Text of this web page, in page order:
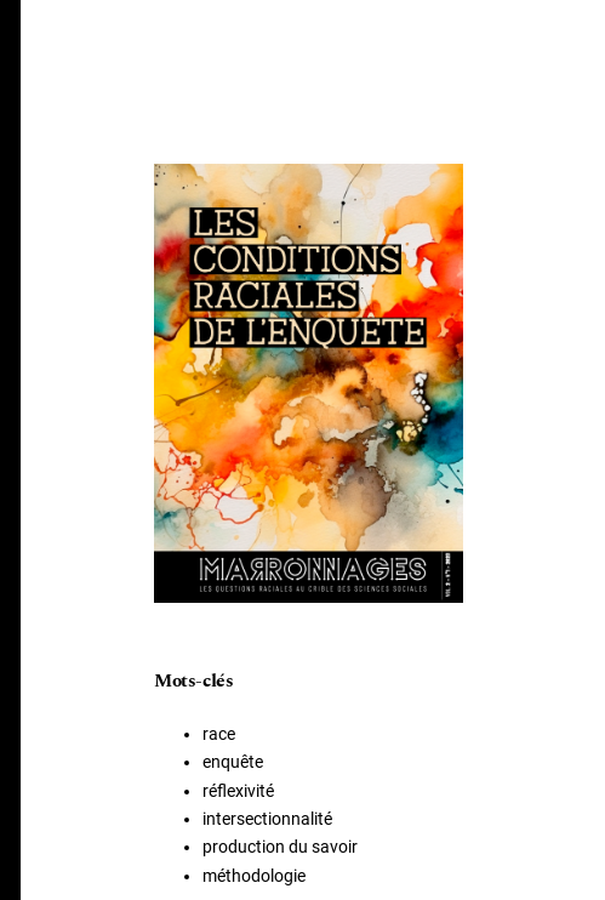
Image de couverture
Mots-clés
race
enquête
réflexivité
intersectionnalité
production du savoir
méthodologie